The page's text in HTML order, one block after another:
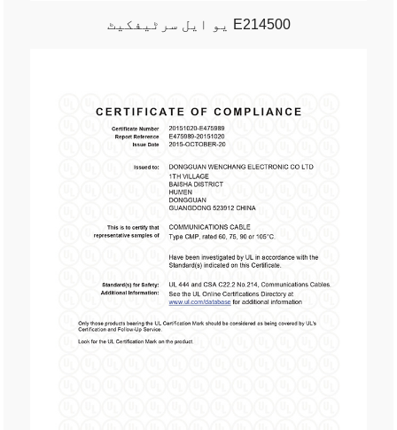
یو ایل سرٹیفکیٹ E214500